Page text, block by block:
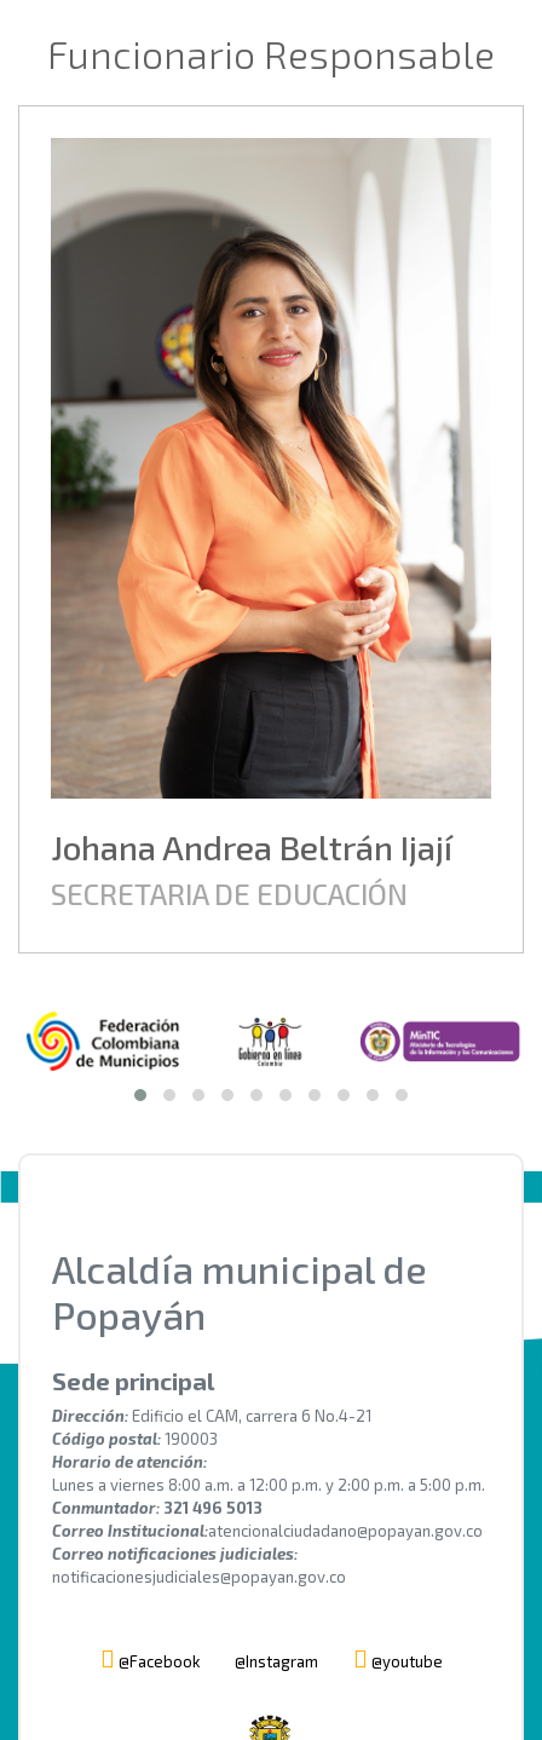
Funcionario Responsable
Johana Andrea Beltrán Ijají
SECRETARIA DE EDUCACIÓN
Alcaldía municipal de
Popayán
Sede principal
Dirección: Edificio el CAM, carrera 6 No.4-21
Código postal:190003
Horario de atención:
Lunes a viernes 8:00 a.m. a 12:00 p.m. y 2:00 p.m. a 5:00 p.m.
Conmuntador: 321 496 5013
Correo Institucional:atencionalciudadano@popayan.gov.co
Correo notificaciones judiciales:
notificacionesjudiciales@popayan.gov.co
@Facebook @Instagram @youtube